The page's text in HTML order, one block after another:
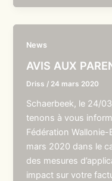
News
AVIS AUX
Driss / 24 mars 2020
Schaerbeek, le 24/
tenons à vous
Fédération
mars 2020 dans le
des mesures
impact sur votre